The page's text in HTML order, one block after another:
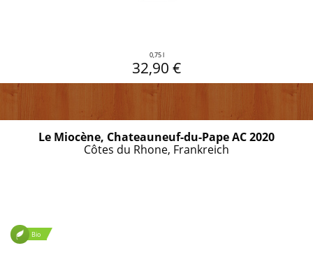
0,75 l
32,90 €
Le Miocène, Chateauneuf-du-Pape AC 2020
Côtes du Rhone, Frankreich
Bio